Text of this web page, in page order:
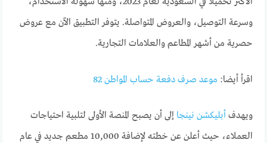
وسرعة التوصيل، والعروض المتواصلة. يتوفر التطبيق الآن مع عروض
حصرية من أشهر المطاعم والعلامات التجارية.
اقرأ أيضا: موعد صرف دفعة حساب المواطن 82
ويهدف أبليكشن نينجا إلى أن يصبح المنصة الأولى لتلبية احتياجات
العملاء، حيث أعلن عن خطته لإضافة 10,000 مطعم جديد في عام